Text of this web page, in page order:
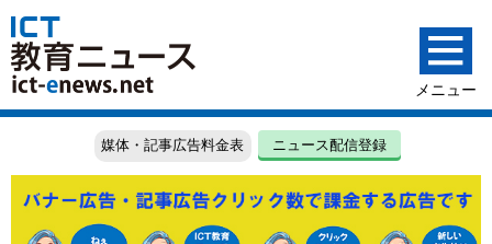
媒体・記事広告料金表 ニュース配信登録